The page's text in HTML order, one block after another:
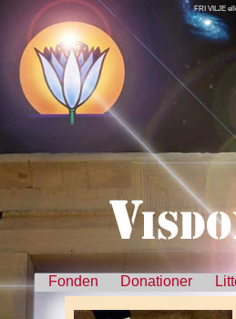
FRI VILJE
Fonden Donationer